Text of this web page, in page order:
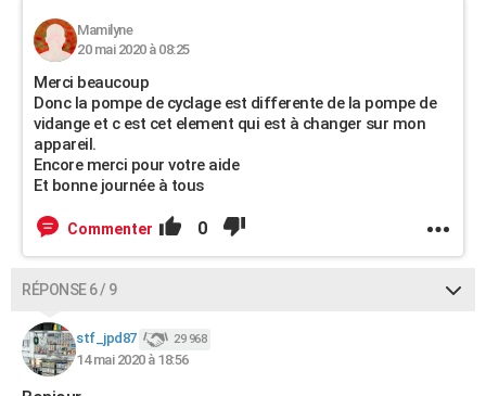
Mamilyne
20 mai 2020 à 08:25
Merci beaucoup
Donc la pompe de cyclage est differente de la pompe de
vidange et c est cet element qui est à changer sur mon
appareil.
Encore merci pour votre aide
Et bonne journée à tous
Commenter 0
RÉPONSE 6 / 9
stf_jpd87 29 968
14 mai 2020 à 18:56